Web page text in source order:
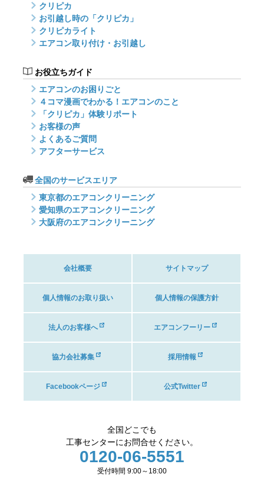
クリピカ
お引越し時の「クリピカ」
クリピカライト
エアコン取り付け・お引越し
お役立ちガイド
エアコンのお困りごと
４コマ漫画でわかる！エアコンのこと
「クリピカ」体験リポート
お客様の声
よくあるご質問
アフターサービス
全国のサービスエリア
東京都のエアコンクリーニング
愛知県のエアコンクリーニング
大阪府のエアコンクリーニング
会社概要 サイトマップ
個人情報のお取り扱い 個人情報の保護方針
法人のお客様へ エアコンフーリー
協力会社募集 採用情報
Facebookページ 公式Twitter
全国どこでも
工事センターにお問合せください。
0120-06-5551
受付時間 9:00～18:00